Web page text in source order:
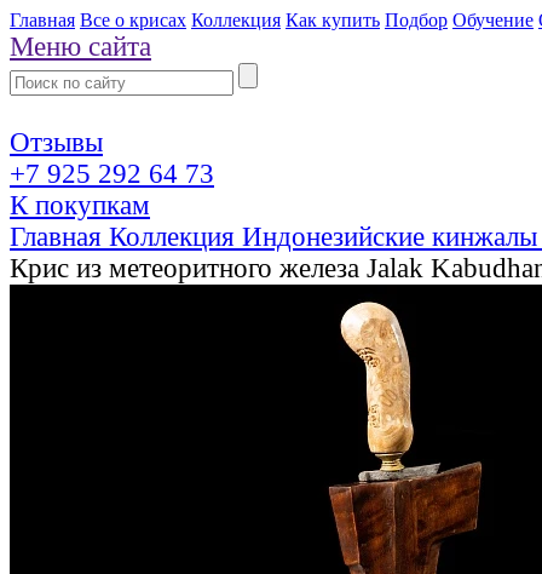
Главная Все о крисах Коллекция Как купить Подбор Обучение
Меню сайта
Отзывы
+7 925 292 64 73
К покупкам
Главная Коллекция Индонезийские
Крис из метеоритного железа Jalak